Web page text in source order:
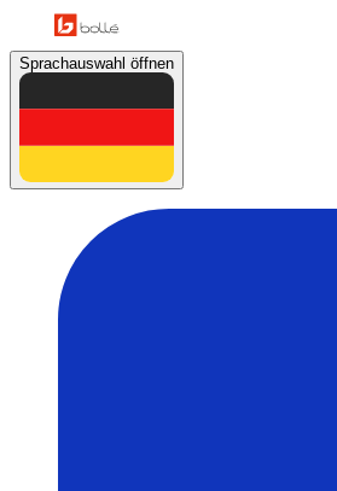
Sprachauswahl öffnen